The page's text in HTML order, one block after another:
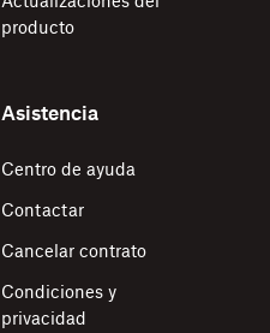
producto
Asistencia
Centro de ayuda
Contactar
Cancelar contrato
Condiciones y
privacidad